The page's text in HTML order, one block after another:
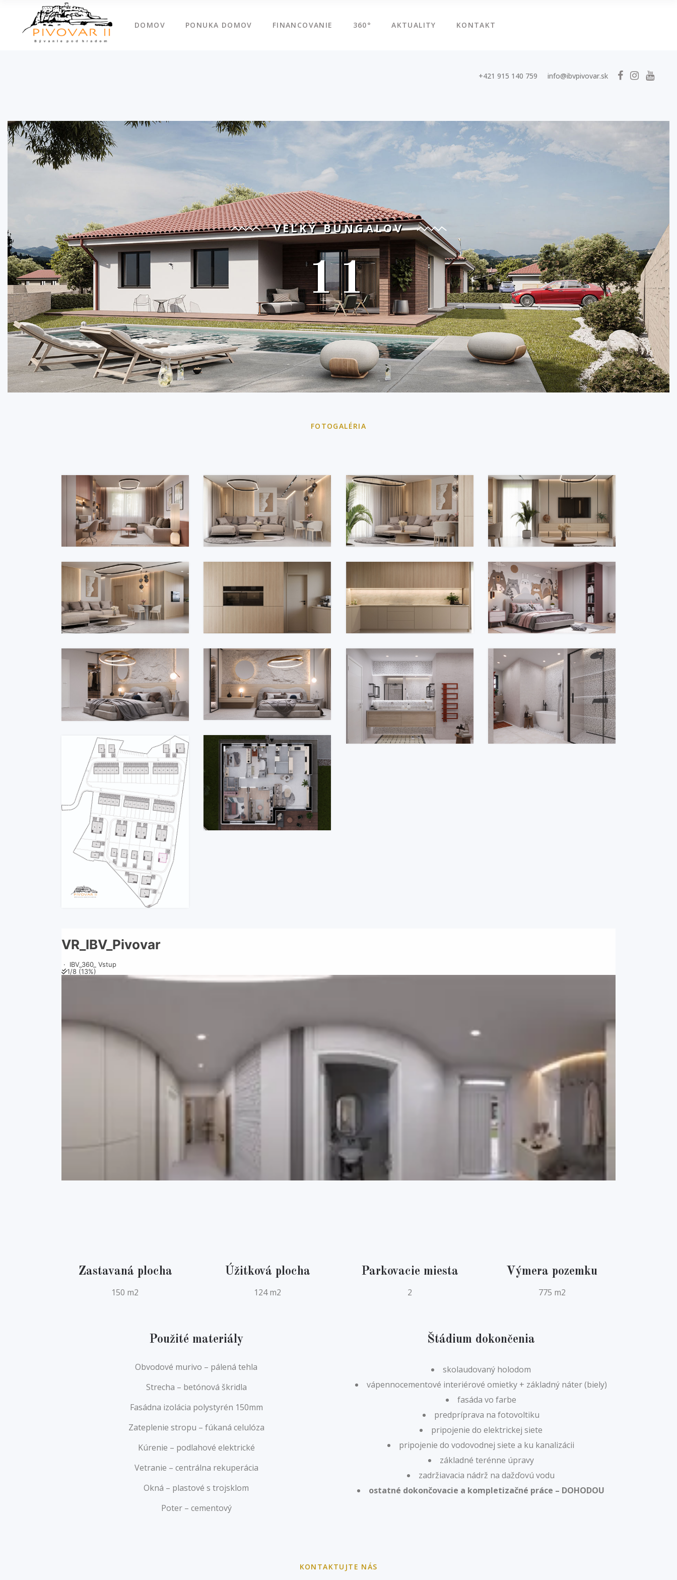
DOMOV PONUKA DOMOV FINANCOVANIE 360° AKTUALITY KONTAKT
+421 915 140 759 info@ibvpivovar.sk
VEĽKÝ BUNGALOV
11
FOTOGALÉRIA
Zastavaná plocha
150 m2
Úžitková plocha
124 m2
Parkovacie miesta
2
Výmera pozemku
775 m2
Použité materiály
Obvodové murivo – pálená tehla
Strecha – betónová škridla
Fasádna izolácia polystyrén 150mm
Zateplenie stropu – fúkaná celulóza
Kúrenie – podlahové elektrické
Vetranie – centrálna rekuperácia
Okná – plastové s trojsklom
Poter – cementový
Štádium dokončenia
skolaudovaný holodom
vápennocementové interiérové omietky + základný náter (biely)
fasáda vo farbe
predpríprava na fotovoltiku
pripojenie do elektrickej siete
pripojenie do vodovodnej siete a ku kanalizácii
základné terénne úpravy
zadržiavacia nádrž na dažďovú vodu
ostatné dokončovacie a kompletizačné práce – DOHODOU
KONTAKTUJTE NÁS